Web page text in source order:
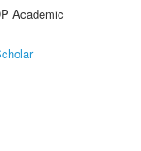
Academic